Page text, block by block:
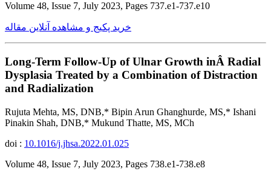
Volume 48, Issue 7, July 2023, Pages 737.e1-737.e10
خرید پکیج و مشاهده آنلاین مقاله
Long-Term Follow-Up of Ulnar Growth inÂ Radial
Dysplasia Treated by a Combination of Distraction
and Radialization
Rujuta Mehta, MS, DNB,* Bipin Arun Ghanghurde, MS,* Ishani
Pinakin Shah, DNB,* Mukund Thatte, MS, MCh
doi : 10.1016/j.jhsa.2022.01.025
Volume 48, Issue 7, July 2023, Pages 738.e1-738.e8